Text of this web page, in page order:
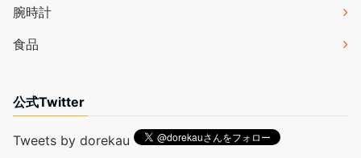
腕時計
食品
公式Twitter
Tweets by dorekau